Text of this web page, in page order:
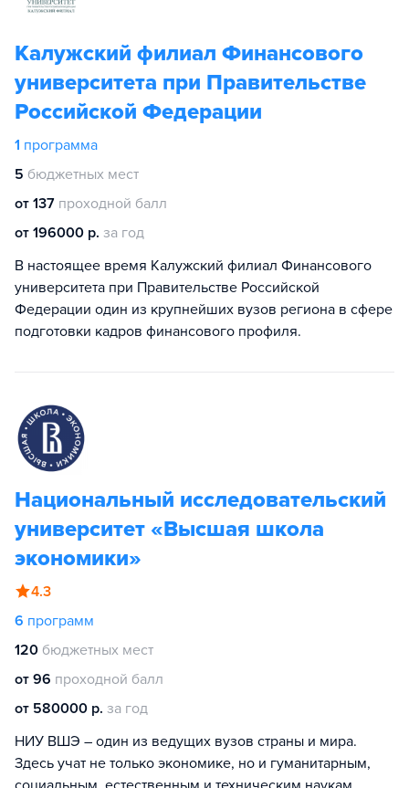
Калужский филиал Финансового
университета при Правительстве
Российской Федерации
1 программа
5 бюджетных мест
от 137 проходной балл
от 196000 р. за год
В настоящее время Калужский филиал Финансового
университета при Правительстве Российской
Федерации один из крупнейших вузов региона в сфере
подготовки кадров финансового профиля.
Национальный исследовательский
университет «Высшая школа
экономики»
4.3
6 программ
120 бюджетных мест
от 96 проходной балл
от 580000 р. за год
НИУ ВШЭ – один из ведущих вузов страны и мира.
Здесь учат не только экономике, но и гуманитарным,